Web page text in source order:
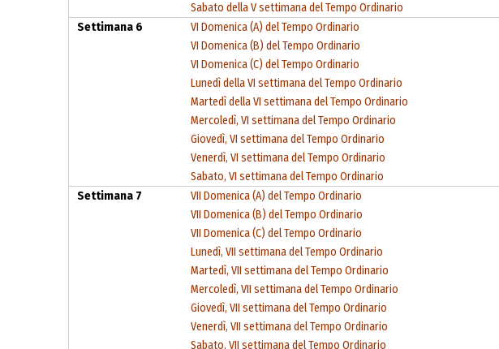
Sabato della V settimana del Tempo Ordinario
Settimana 6
VI Domenica (A) del Tempo Ordinario
VI Domenica (B) del Tempo Ordinario
VI Domenica (C) del Tempo Ordinario
Lunedì della VI settimana del Tempo Ordinario
Martedì della VI settimana del Tempo Ordinario
Mercoledì, VI settimana del Tempo Ordinario
Giovedì, VI settimana del Tempo Ordinario
Venerdì, VI settimana del Tempo Ordinario
Sabato, VI settimana del Tempo Ordinario
Settimana 7
VII Domenica (A) del Tempo Ordinario
VII Domenica (B) del Tempo Ordinario
VII Domenica (C) del Tempo Ordinario
Lunedì, VII settimana del Tempo Ordinario
Martedì, VII settimana del Tempo Ordinario
Mercoledì, VII settimana del Tempo Ordinario
Giovedì, VII settimana del Tempo Ordinario
Venerdì, VII settimana del Tempo Ordinario
Sabato, VII settimana del Tempo Ordinario